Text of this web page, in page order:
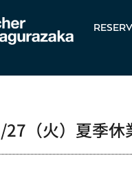
27（火）夏季